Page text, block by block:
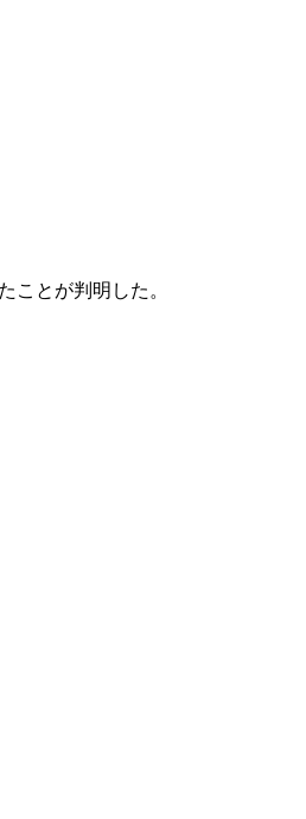
ことが判明した。